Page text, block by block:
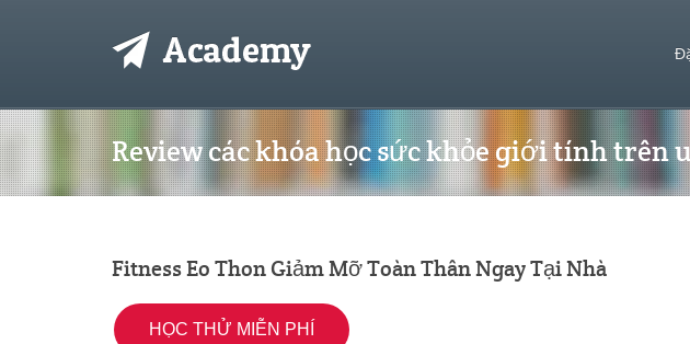
Review các khóa học sức khỏe giới tính trên
Fitness Eo Thon Giảm Mỡ Toàn Thân Ngay Tại Nhà
HỌC THỬ MIỄN PHÍ